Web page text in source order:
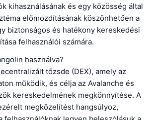
kihasználásának és egy közösség által
előmozdításának köszönhetően a
biztonságos és hatékony kereskedési
felhasználói számára.
használva?
tőzsde (DEX), amely az
működik, és célja az Avalanche és
kereskedelmének megkönnyítése. A
megközelítést hangsúlyoz,